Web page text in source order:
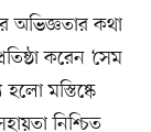
অভিজ্ঞতার কথা
করেন ‘সেম
হলো মস্তিষ্কে
নিশ্চিত